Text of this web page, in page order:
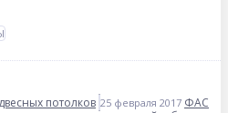
потолков 25 февраля 2017 ФАС